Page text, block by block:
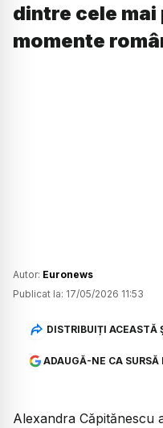
dintre cele
momente
Autor: Euronews
Publicat la: 17/05/2026 11:53
DISTRIBUIȚI ACEASTĂ
ADAUGĂ-NE CA SURSĂ
Alexandra Căpitănescu